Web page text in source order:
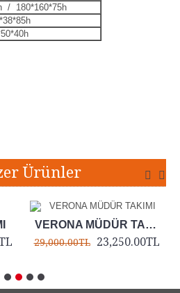
/ 180*160*75h
Ürünler
VERONA MÜDÜR TAKIMI
29,000.00TL 23,250.00TL